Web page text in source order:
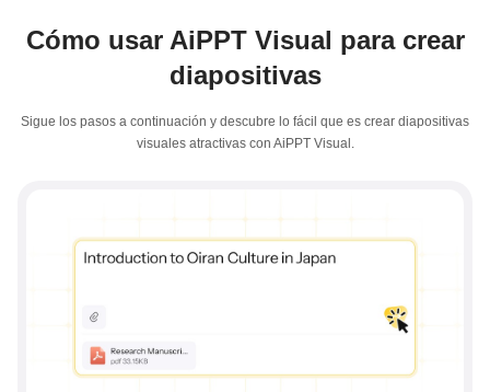
Cómo usar AiPPT Visual para crear
diapositivas
Sigue los pasos a continuación y descubre lo fácil que es crear diapositivas
visuales atractivas con AiPPT Visual.